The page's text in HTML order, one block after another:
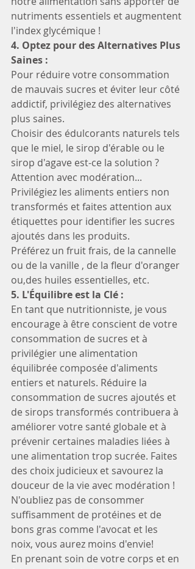
nutriments essentiels et augmentent
l'index glycémique !
4. Optez pour des Alternatives Plus
Saines :
Pour réduire votre consommation
de mauvais sucres et éviter leur côté
addictif, privilégiez des alternatives
plus saines.
Choisir des édulcorants naturels tels
que le miel, le sirop d'érable ou le
sirop d'agave est-ce la solution ?
Attention avec modération...
Privilégiez les aliments entiers non
transformés et faites attention aux
étiquettes pour identifier les sucres
ajoutés dans les produits.
Préférez un fruit frais, de la cannelle
ou de la vanille , de la fleur d'oranger
ou,des huiles essentielles, etc.
5. L'Équilibre est la Clé :
En tant que nutritionniste, je vous
encourage à être conscient de votre
consommation de sucres et à
privilégier une alimentation
équilibrée composée d'aliments
entiers et naturels. Réduire la
consommation de sucres ajoutés et
de sirops transformés contribuera à
améliorer votre santé globale et à
prévenir certaines maladies liées à
une alimentation trop sucrée. Faites
des choix judicieux et savourez la
douceur de la vie avec modération !
N'oubliez pas de consommer
suffisamment de protéines et de
bons gras comme l'avocat et les
noix, vous aurez moins d'envie!
En prenant soin de votre corps et en